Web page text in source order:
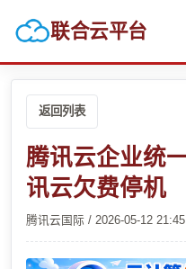
联合云平台
返回列表
腾讯云企业统
讯云欠费停机
腾讯云国际 / 2026-05-12